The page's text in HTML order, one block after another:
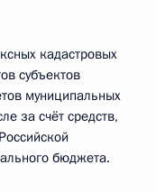
кадастровых
субъектов
муниципальных
за счёт средств,
бюджета.